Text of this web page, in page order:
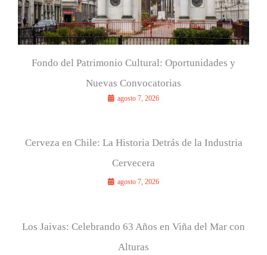
Fondo del Patrimonio Cultural: Oportunidades y
Nuevas Convocatorias
agosto 7, 2026
Cerveza en Chile: La Historia Detrás de la Industria
Cervecera
agosto 7, 2026
Los Jaivas: Celebrando 63 Años en Viña del Mar con
Alturas